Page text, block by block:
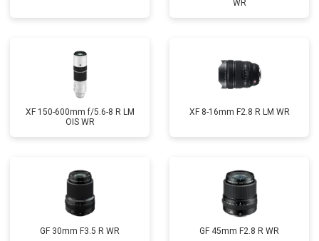
WR
XF 150-600mm f/5.6-8 R LM
OIS WR
XF 8-16mm F2.8 R LM WR
GF 30mm F3.5 R WR GF 45mm F2.8 R WR